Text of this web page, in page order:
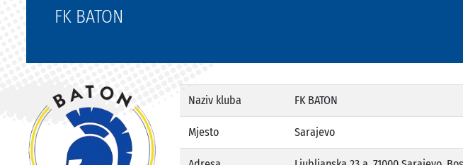
FK BATON
Naziv kluba FK BATON
Mjesto Sarajevo